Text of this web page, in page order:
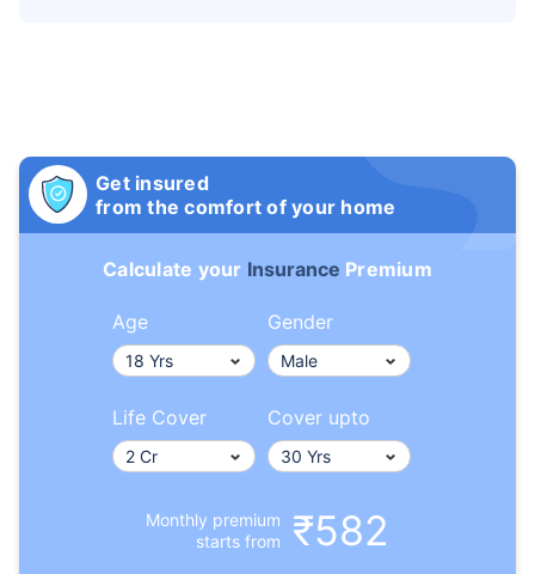
Get insured
from the comfort of your home
Calculate your Insurance Premium
Age Gender
Life Cover Cover upto
Monthly premium
starts from
₹582